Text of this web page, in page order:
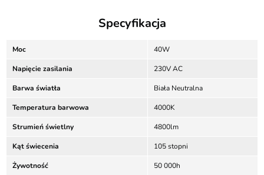
Specyfikacja
Moc 40W
Napięcie zasilania 230V AC
Barwa światła Biała Neutralna
Temperatura barwowa 4000K
Strumień świetlny 4800lm
Kąt świecenia 105 stopni
Żywotność 50 000h